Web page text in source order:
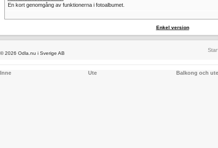
En kort genomgång av funktionerna i fotoalbumet.
Enkel version
© 2026 Odla.nu i Sverige AB
Inne Ute Balkong och